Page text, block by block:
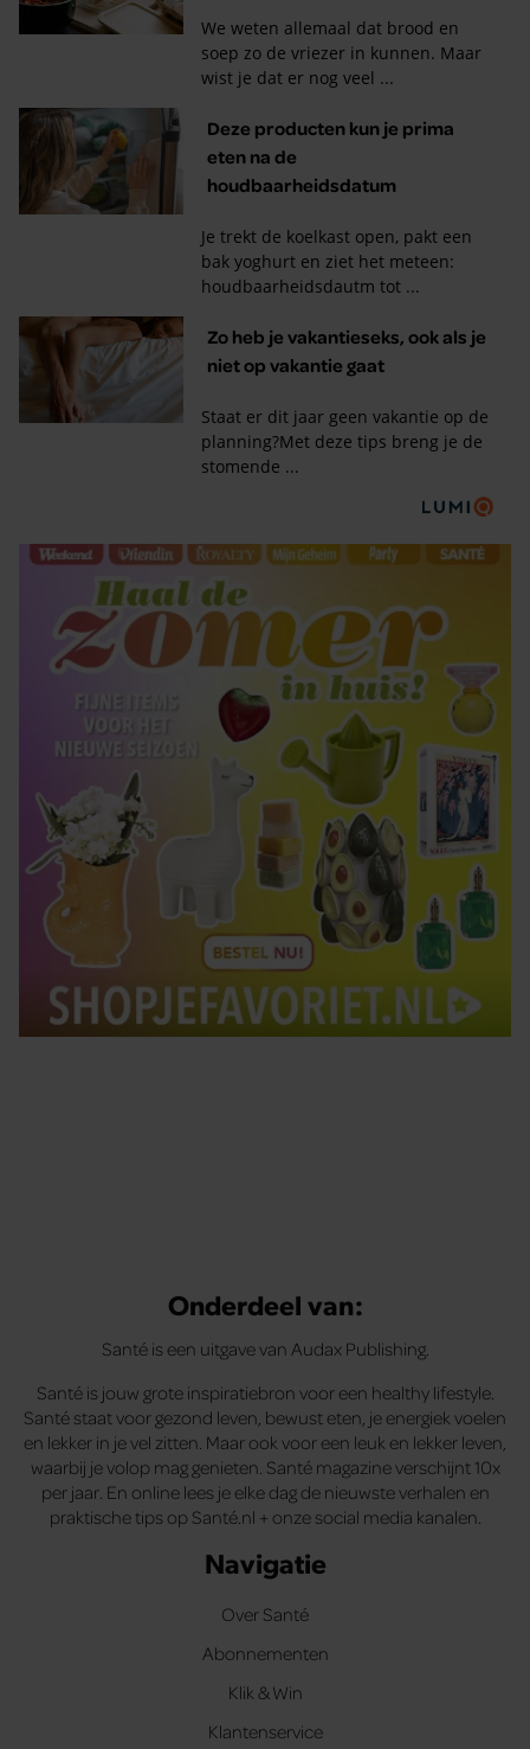
Onderdeel van:
Santé is een uitgave van Audax Publishing.
Santé is jouw grote inspiratiebron voor een healthy lifestyle.
Santé staat voor gezond leven, bewust eten, je energiek voelen
en lekker in je vel zitten. Maar ook voor een leuk en lekker leven,
waarbij je volop mag genieten. Santé magazine verschijnt 10x
per jaar. En online lees je elke dag de nieuwste verhalen en
praktische tips op Santé.nl + onze social media kanalen.
Navigatie
Over Santé
Abonnementen
Klik & Win
Klantenservice